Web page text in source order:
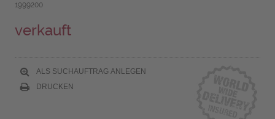
1999200
verkauft
ALS SUCHAUFTRAG ANLEGEN
DRUCKEN